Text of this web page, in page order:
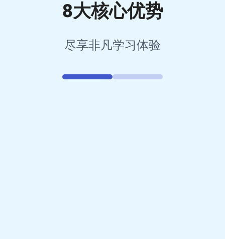
8大核心优势
尽享非凡学习体验